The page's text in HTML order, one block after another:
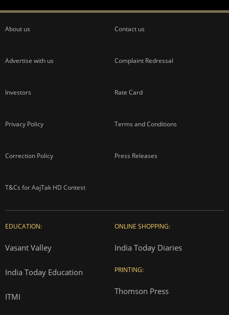
About us Contact us
Advertise with us Complaint Redressal
Investors Rate Card
Privacy Policy Terms and Conditions
Correction Policy Press Releases
T&Cs for AajTak HD Contest
EDUCATION:
Vasant Valley
India Today Education
ITMI
ONLINE SHOPPING:
India Today Diaries
PRINTING:
Thomson Press